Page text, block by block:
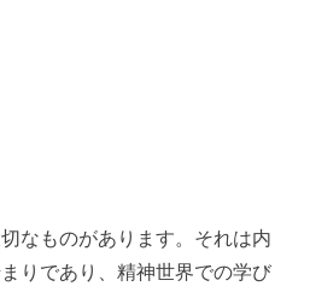
なものがあります。それは内
りであり、精神世界での学び